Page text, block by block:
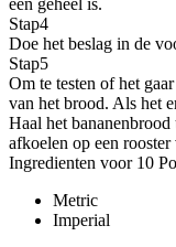
één geheel is.
Stap4
Doe het beslag in de
Stap5
Om te testen of het
van het brood. Als het
Haal het
afkoelen op een
Ingredienten voor 10
Metric
Imperial